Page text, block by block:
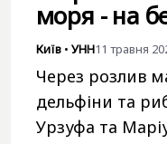
моря - на
Київ • УНН11 травня
Через розлив
дельфіни та
Урзуфа та